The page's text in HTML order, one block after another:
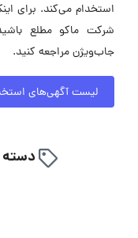
استخدام می‌کند. برای
شرکت ماکو مطلع
جاب‌ویژن مراجعه کنید.
لیست آگهی‌های
دسته